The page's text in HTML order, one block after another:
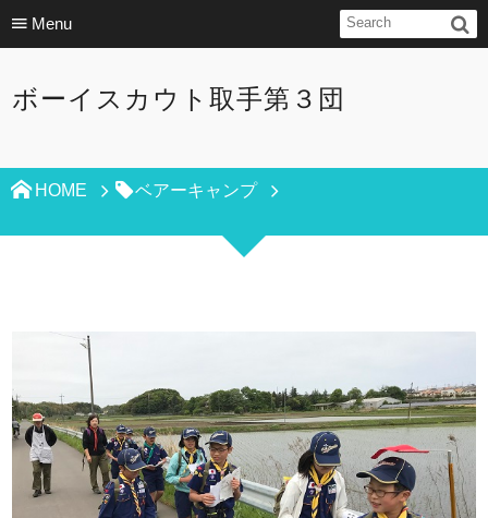
Menu
ボーイスカウト取手第３団
HOME ベアーキャンプ